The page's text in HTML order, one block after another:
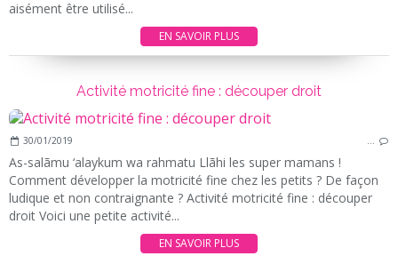
aisément être utilisé...
EN SAVOIR PLUS
Activité motricité fine : découper droit
30/01/2019 …
As-salãmu ‘alaykum wa rahmatu Llãhi les super mamans !
Comment développer la motricité fine chez les petits ? De façon
ludique et non contraignante ? Activité motricité fine : découper
droit Voici une petite activité...
EN SAVOIR PLUS